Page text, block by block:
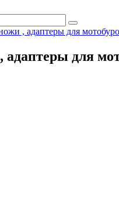
, адаптеры для
для